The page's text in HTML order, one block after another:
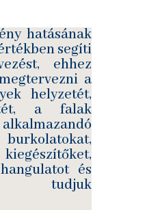
hatásának
segíti
ehhez
a
helyzetét,
a falak
és
tudjuk